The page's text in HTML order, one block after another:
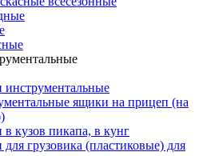
ящики на прицеп (на
кузов пикапа, в кунг
грузовика (пластиковые) для